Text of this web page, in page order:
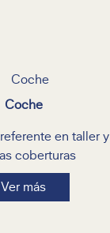
Coche
en taller y
coberturas
Ver más